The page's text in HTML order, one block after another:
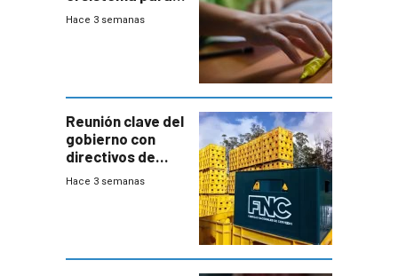
la búsqueda
Hace 3 semanas
Reunión clave del
gobierno con
directivos de
Fábricas
Hace 3 semanas